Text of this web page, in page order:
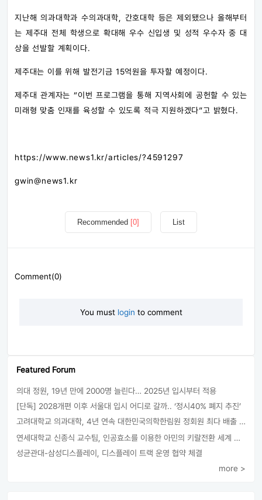
지난해 의과대학과 수의과대학, 간호대학 등은 제외됐으나 올해부터
는 제주대 전체 학생으로 확대해 우수 신입생 및 성적 우수자 중 대
상을 선발할 계획이다.
제주대는 이를 위해 발전기금 15억원을 투자할 예정이다.
제주대 관계자는 “이번 프로그램을 통해 지역사회에 공헌할 수 있는
미래형 맞춤 인재를 육성할 수 있도록 적극 지원하겠다”고 밝혔다.
https://www.news1.kr/articles/?4591297
gwin@news1.kr
Recommended [0] List
Comment(0)
You must login to comment
Featured Forum
의대 정원, 19년 만에 2000명 늘린다… 2025년 입시부터 적용
[단독] 2028개편 이후 서울대 입시 어디로 갈까.. ‘정시40% 폐지 추진’
고려대학교 의과대학, 4년 연속 대한민국의학한림원 정회원 최다 배출 外
연세대학교 신종식 교수팀, 인공효소를 이용한 아민의 키랄전환 세계 최초로 성공
성균관대-삼성디스플레이, 디스플레이 트랙 운영 협약 체결
more >